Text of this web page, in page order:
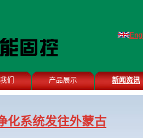
们 产品展示 新闻资讯
化系统发往外蒙古